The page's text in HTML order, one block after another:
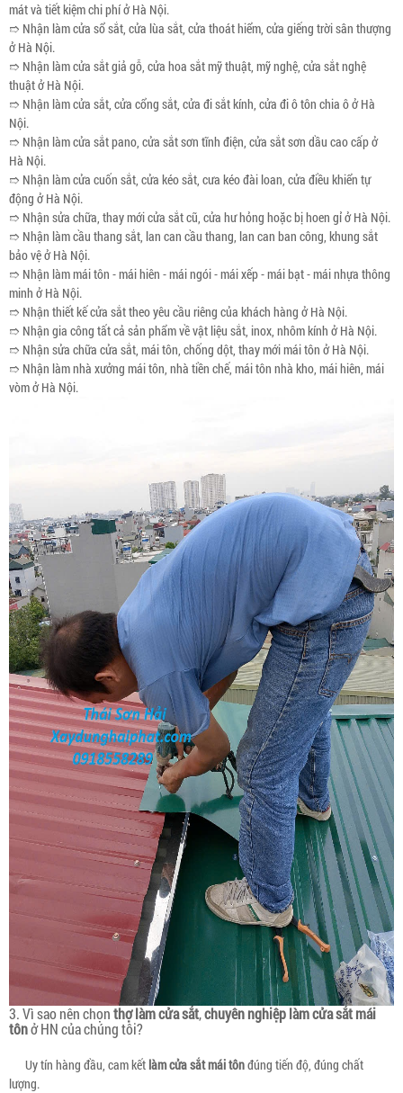
mát và tiết kiệm chi phí ở Hà Nội.
➱ Nhận làm cửa sổ sắt, cửa lùa sắt, cửa thoát hiểm, cửa giếng trời sân thượng
ở Hà Nội.
➱ Nhận làm cửa sắt giả gỗ, cửa hoa sắt mỹ thuật, mỹ nghệ, cửa sắt nghệ
thuật ở Hà Nội.
➱ Nhận làm cửa sắt, cửa cổng sắt, cửa đi sắt kính, cửa đi ô tôn chia ô ở Hà
Nội.
➱ Nhận làm cửa sắt pano, cửa sắt sơn tĩnh điện, cửa sắt sơn dầu cao cấp ở
Hà Nội.
➱ Nhận làm cửa cuốn sắt, cửa kéo sắt, cưa kéo đài loan, cửa điều khiển tự
động ở Hà Nội.
➱ Nhận sửa chữa, thay mới cửa sắt cũ, cửa hư hỏng hoặc bị hoen gỉ ở Hà Nội.
➱ Nhận làm cầu thang sắt, lan can cầu thang, lan can ban công, khung sắt
bảo vệ ở Hà Nội.
➱ Nhận làm mái tôn - mái hiên - mái ngói - mái xếp - mái bạt - mái nhựa thông
minh ở Hà Nội.
➱ Nhận thiết kế cửa sắt theo yêu cầu riêng của khách hàng ở Hà Nội.
➱ Nhận gia công tất cả sản phẩm về vật liệu sắt, inox, nhôm kính ở Hà Nội.
➱ Nhận sửa chữa cửa sắt, mái tôn, chống dột, thay mới mái tôn ở Hà Nội.
➱ Nhận làm nhà xưởng mái tôn, nhà tiền chế, mái tôn nhà kho, mái hiên, mái
vòm ở Hà Nội.
3. Vì sao nên chọnthợ làm cửa sắt,chuyên nghiệp làm cửa sắt mái
tônở HN của chúng tôi?
Uy tín hàng đầu, cam kết làm cửa sắt mái tônđúng tiến độ, đúng chất
lượng.